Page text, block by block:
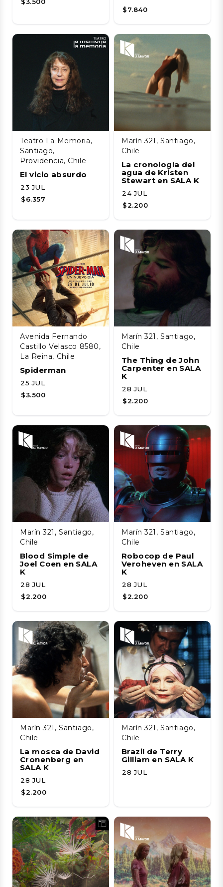
$7.840
Teatro La Memoria,
Santiago,
Providencia, Chile
El vicio absurdo
23 JUL
$6.357
Marín 321, Santiago,
Chile
La cronología del
agua de Kristen
Stewart en SALA K
24 JUL
$2.200
Avenida Fernando
Castillo Velasco 8580,
La Reina, Chile
Spiderman
25 JUL
$3.500
Marín 321, Santiago,
Chile
The Thing de John
Carpenter en SALA
K
28 JUL
$2.200
Marín 321, Santiago,
Chile
Blood Simple de
Joel Coen en SALA
K
28 JUL
$2.200
Marín 321, Santiago,
Chile
Robocop de Paul
Veroheven en SALA
K
28 JUL
$2.200
Marín 321, Santiago,
Chile
La mosca de David
Cronenberg en
SALA K
28 JUL
$2.200
Marín 321, Santiago,
Chile
Brazil de Terry
Gilliam en SALA K
28 JUL